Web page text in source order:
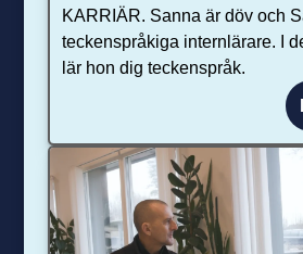
KARRIÄR. Sanna är döv och
teckenspråkiga internlärare. I
lär hon dig teckenspråk.